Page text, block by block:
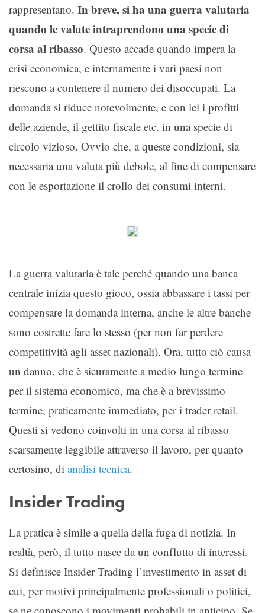
rappresentano. In breve, si ha una guerra valutaria
quando le valute intraprendono una specie di
corsa al ribasso. Questo accade quando impera la
crisi economica, e internamente i vari paesi non
riescono a contenere il numero dei disoccupati. La
domanda si riduce notevolmente, e con lei i profitti
delle aziende, il gettito fiscale etc. in una specie di
circolo vizioso. Ovvio che, a queste condizioni, sia
necessaria una valuta più debole, al fine di compensare
con le esportazione il crollo dei consumi interni.
La guerra valutaria è tale perché quando una banca
centrale inizia questo gioco, ossia abbassare i tassi per
compensare la domanda interna, anche le altre banche
sono costrette fare lo stesso (per non far perdere
competitività agli asset nazionali). Ora, tutto ciò causa
un danno, che è sicuramente a medio lungo termine
per il sistema economico, ma che è a brevissimo
termine, praticamente immediato, per i trader retail.
Questi si vedono coinvolti in una corsa al ribasso
scarsamente leggibile attraverso il lavoro, per quanto
certosino, di analisi tecnica.
Insider Trading
La pratica è simile a quella della fuga di notizia. In
realtà, però, il tutto nasce da un conflutto di interessi.
Si definisce Insider Trading l’investimento in asset di
cui, per motivi principalmente professionali o politici,